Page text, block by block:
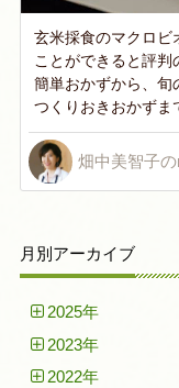
玄米採食のマクロビ
ことができると評
簡単おかずから、旬
つくりおきおかずま
畑中美智子
月別アーカイブ
2025年
2023年
2022年